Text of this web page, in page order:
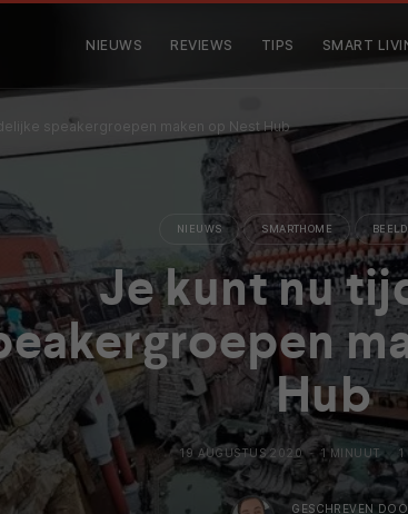
NIEUWS REVIEWS TIPS SMART
speakergroepen maken op Nest Hub
NIEUWS SMARTHOME
Je kunt nu
Hub
19 AUGUSTUS 2020 1 MINUUT 1
GESCHREVEN